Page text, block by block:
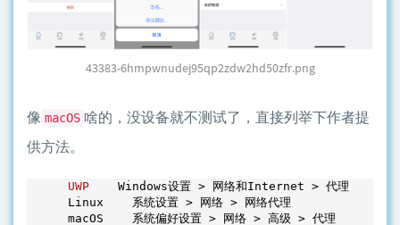
43383-6hmpwnudej95qp2zdw2hd50zfr.png
像 macOS 啥的，没设备就不测试了，直接列举下作者提
供方法。
UWP
    Windows设置 > 网络和Internet > 代理
Linux    系统设置 > 网络 > 网络代理